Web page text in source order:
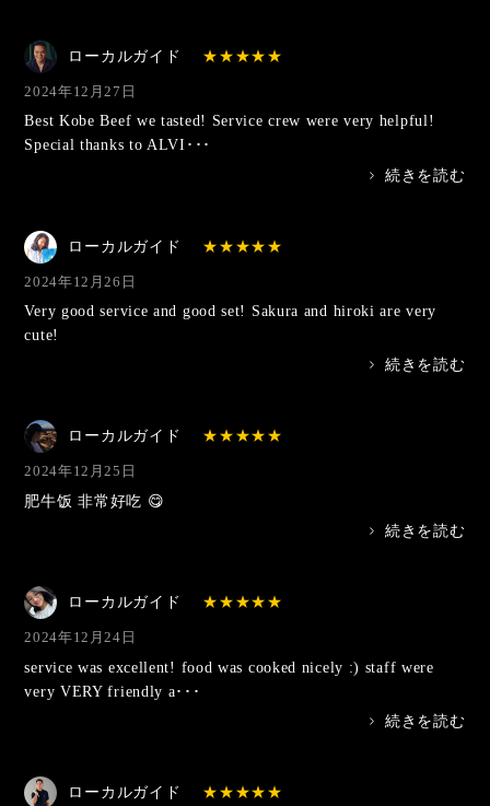
ローカルガイド
2024年12月27日
Best Kobe Beef we tasted! Service crew were very helpful!
Special thanks to ALVI･･･
>
続きを読む
ローカルガイド
2024年12月26日
Very good service and good set! Sakura and hiroki are very
cute!
>
続きを読む
ローカルガイド
2024年12月25日
肥牛饭 非常好吃 😋
>
続きを読む
ローカルガイド
2024年12月24日
service was excellent! food was cooked nicely :) staff were
very VERY friendly a･･･
>
続きを読む
ローカルガイド